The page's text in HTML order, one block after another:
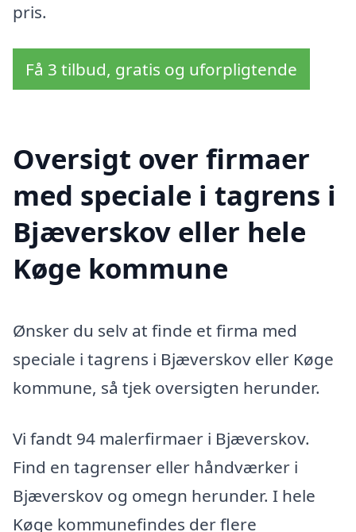
pris.
Få 3 tilbud, gratis og uforpligtende
Oversigt over firmaer
med speciale i tagrens i
Bjæverskov eller hele
Køge kommune
Ønsker du selv at finde et firma med
speciale i tagrens i Bjæverskov eller Køge
kommune, så tjek oversigten herunder.
Vi fandt 94 malerfirmaer i Bjæverskov.
Find en tagrenser eller håndværker i
Bjæverskov og omegn herunder. I hele
Køge kommunefindes der flere